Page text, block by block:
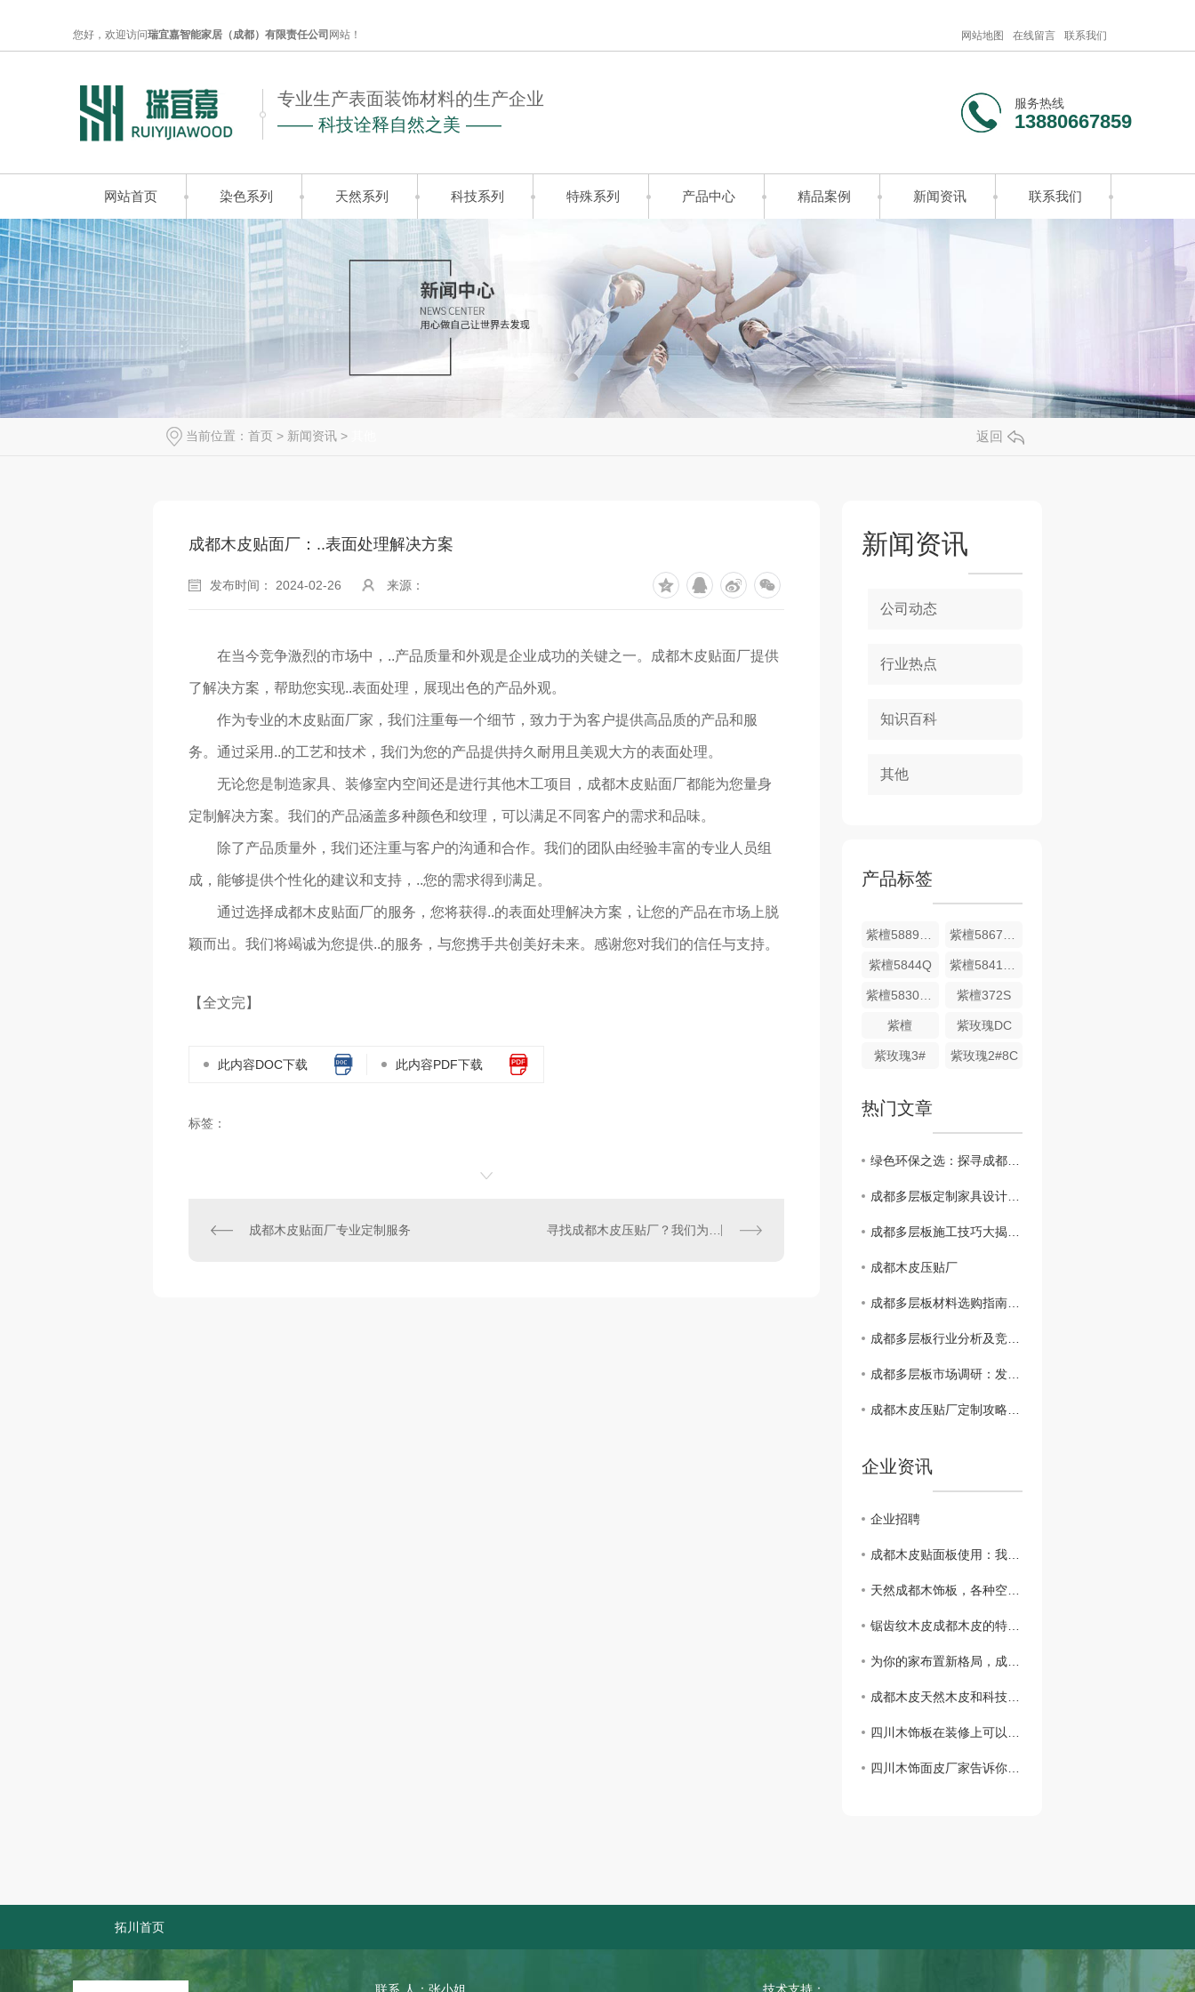
您好，欢迎访问瑞宜嘉智能家居（成都）有限责任公司 网站！ 网站地图 在线留言 联系我们
专业生产表面装饰材料的生产企业
—— 科技诠释自然之美 ——
服务热线
13880667859
网站首页 染色系列 天然系列 科技系列 特殊系列 产品中心 精品案例 新闻资讯 联系我们
当前位置： 首页 > 新闻资讯 > 返回
成都木皮贴面厂：..表面处理解决方案
发布时间： 2024-02-26 来源：
在当今竞争激烈的市场中，..产品质量和外观是企业成功的关键之一。成都木皮贴面厂提供
了解决方案，帮助您实现..表面处理，展现出色的产品外观。
作为专业的木皮贴面厂家，我们注重每一个细节，致力于为客户提供高品质的产品和服
务。通过采用..的工艺和技术，我们为您的产品提供持久耐用且美观大方的表面处理。
无论您是制造家具、装修室内空间还是进行其他木工项目，成都木皮贴面厂都能为您量身
定制解决方案。我们的产品涵盖多种颜色和纹理，可以满足不同客户的需求和品味。
除了产品质量外，我们还注重与客户的沟通和合作。我们的团队由经验丰富的专业人员组
成，能够提供个性化的建议和支持，..您的需求得到满足。
通过选择成都木皮贴面厂的服务，您将获得..的表面处理解决方案，让您的产品在市场上脱
颖而出。我们将竭诚为您提供..的服务，与您携手共创美好未来。感谢您对我们的信任与支持。
【全文完】
此内容DOC下载 此内容PDF下载
标签：
成都木皮贴面厂专业定制服务 寻找成都木皮压贴厂？我们为您提供..木皮加工和可靠服务
新闻资讯
公司动态
行业热点
知识百科
其他
产品标签
紫檀5889DS 紫檀5867DS
紫檀5844Q 紫檀5841DS
紫檀5830DS 紫檀372S
紫檀 紫玫瑰DC
紫玫瑰3# 紫玫瑰2#8C
热门文章
绿色环保之选：探寻成都多层板的生产与应用
成都多层板定制家具设计灵感分享：打造个性空间
成都多层板施工技巧大揭秘：安装、维护、注意事项
成都木皮压贴厂
成都多层板材料选购指南：质量、价格、品牌..比较
成都多层板行业分析及竞争格局解读
成都多层板市场调研：发展现状与未来趋势
成都木皮压贴厂定制攻略：让家具焕发新生彩
企业资讯
企业招聘
成都木皮贴面板使用：我们只是大自然的搬运工。
天然成都木饰板，各种空间应用都难不倒它！
锯齿纹木皮成都木皮的特点你知道吗？
为你的家布置新格局，成都木饰板是你的不二选择
成都木皮天然木皮和科技木皮你知道怎么区分吗?
四川木饰板在装修上可以怎么用？
四川木饰面皮厂家告诉你咱们有这些类别！
拓川首页